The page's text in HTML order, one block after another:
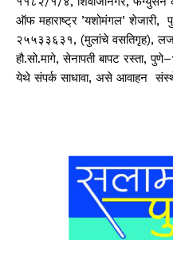
ऑफ महाराष्ट्र ’यशोमंगल’
२५५३३६३१, (मुलांचे वसतिगृह),
हौ.सो.मागे, सेनापती बापट
येथे संपर्क साधावा, असे आवाहन